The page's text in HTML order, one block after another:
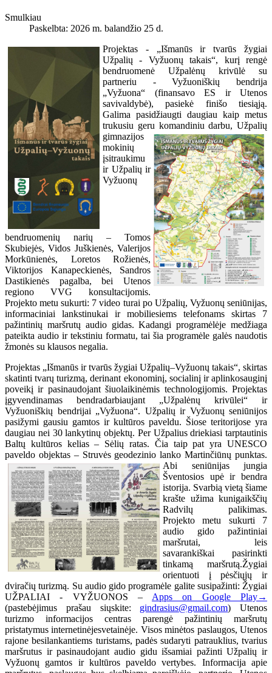
Smulkiau
Paskelbta: 2026 m. balandžio 25 d.
Projektas - „Išmanūs ir tvarūs žygiai
Užpalių - Vyžuonų takais“, kurį rengė
bendruomenė Užpalėnų krivūlė su
partneriu - Vyžuoniškių bendrija
„Vyžuona“ (finansavo ES ir Utenos
savivaldybė), pasiekė finišo tiesiąją.
Galima pasidžiaugti daugiau kaip metus
trukusiu geru komandiniu darbu, Užpalių
gimnazijos
mokinių
įsitraukimu
ir Užpalių ir
Vyžuonų
bendruomenių narių – Tomos
Skubiejės, Vidos Juškienės, Valerijos
Morkūnienės, Loretos Rožienės,
Viktorijos Kanapeckienės, Sandros
Dastikienės pagalba, bei Utenos
regiono VVG konsultacijomis.
Projekto metu sukurti: 7 video turai po Užpalių, Vyžuonų seniūnijas,
informaciniai lankstinukai ir mobiliesiems telefonams skirtas 7
pažintinių maršrutų audio gidas. Kadangi programėlėje medžiaga
pateikta audio ir tekstiniu formatu, tai šia programėle galės naudotis
žmonės su klausos negalia.
Projektas „Išmanūs ir tvarūs žygiai Užpalių–Vyžuonų takais“, skirtas
skatinti tvarų turizmą, derinant ekonominį, socialinį ir aplinkosauginį
poveikį ir pasinaudojant šiuolaikinėmis technologijomis. Projektas
įgyvendinamas bendradarbiaujant „Užpalėnų krivūlei“ ir
Vyžuoniškių bendrijai „Vyžuona“. Užpalių ir Vyžuonų seniūnijos
pasižymi gausiu gamtos ir kultūros paveldu. Šiose teritorijose yra
daugiau nei 30 lankytinų objektų. Per Užpalius driekiasi tarptautinis
Baltų kultūros kelias – Sėlių ratas. Čia taip pat yra UNESCO
paveldo objektas – Struvės geodezinio lanko Martinčiūnų punktas.
Abi seniūnijas jungia
Šventosios upė ir bendra
istorija. Svarbią vietą šiame
krašte užima kunigaikščių
Radvilų palikimas.
Projekto metu sukurti 7
audio gido pažintiniai
maršrutai, leis
savarankiškai pasirinkti
tinkamą maršrutą.Žygiai
orientuoti į pėsčiųjų ir
dviračių turizmą. Su audio gido programėle galite susipažinti: Žygiai
UŽPALIAI - VYŽUONOS – Apps on Google Play→
(pastebėjimus prašau siųskite: gindrasius@gmail.com) Utenos
turizmo informacijos centras parengė pažintinių maršrutų
pristatymus internetinėjesvetainėje. Visos minėtos paslaugos, Utenos
rajone besilankantiems turistams, padės sudaryti patrauklius, tvarius
maršrutus ir pasinaudojant audio gidu išsamiai pažinti Užpalių ir
Vyžuonų gamtos ir kultūros paveldo vertybes. Informacija apie